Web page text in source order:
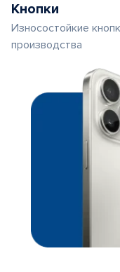
Кнопки
Износостойкие
производства